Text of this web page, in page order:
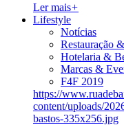
Ler mais+
Lifestyle
Notícias
Restauração
Hotelaria &
Marcas &
F4F 2019
https://
content/uploads/
bastos-335x256.jpg